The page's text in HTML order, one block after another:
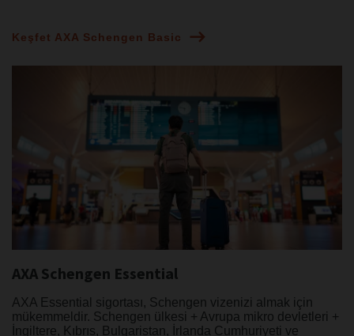
Keşfet AXA Schengen Basic
AXA Schengen Essential
AXA Essential sigortası, Schengen vizenizi almak için
mükemmeldir. Schengen ülkesi + Avrupa mikro devletleri +
İngiltere, Kıbrıs, Bulgaristan, İrlanda Cumhuriyeti ve